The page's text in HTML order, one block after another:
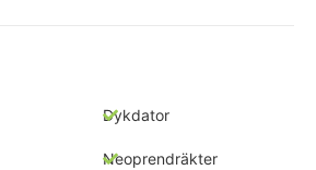
Dykdator
Neoprendräkter